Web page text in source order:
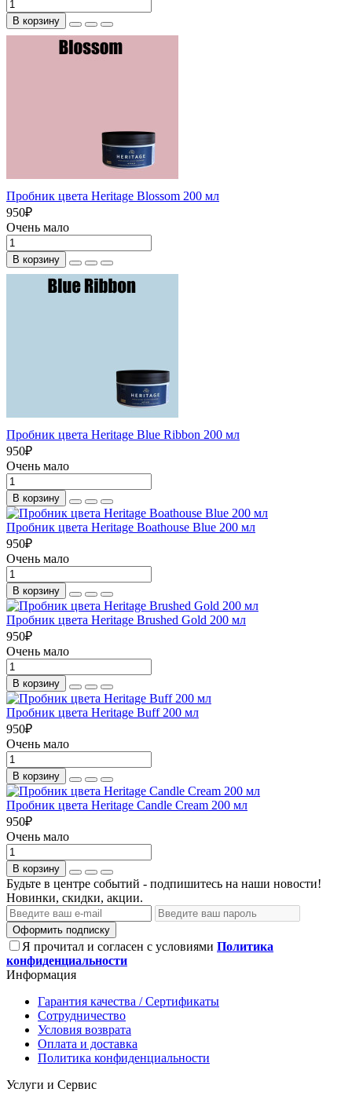
В корзину
Пробник цвета Heritage Blossom 200 мл
950₽
Очень мало
В корзину
Пробник цвета Heritage Blue Ribbon 200 мл
950₽
Очень мало
В корзину
Пробник цвета Heritage Boathouse Blue 200 мл
950₽
Очень мало
В корзину
Пробник цвета Heritage Brushed Gold 200 мл
950₽
Очень мало
В корзину
Пробник цвета Heritage Buff 200 мл
950₽
Очень мало
В корзину
Пробник цвета Heritage Candle Cream 200 мл
950₽
Очень мало
В корзину
Будьте в центре событий - подпишитесь на наши новости!
Новинки, скидки, акции.
Оформить подписку
Я прочитал и согласен с условиями Политика
конфиденциальности
Информация
Гарантия качества / Сертификаты
Сотрудничество
Условия возврата
Оплата и доставка
Политика конфиденциальности
Услуги и Сервис